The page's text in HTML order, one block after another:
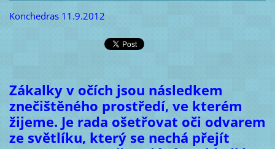
Konchedras 11.9.2012
Zákalky v očích jsou následkem
znečištěného prostředí, ve kterém
žijeme. Je rada ošetřovat oči odvarem
ze světlíku, který se nechá přejít